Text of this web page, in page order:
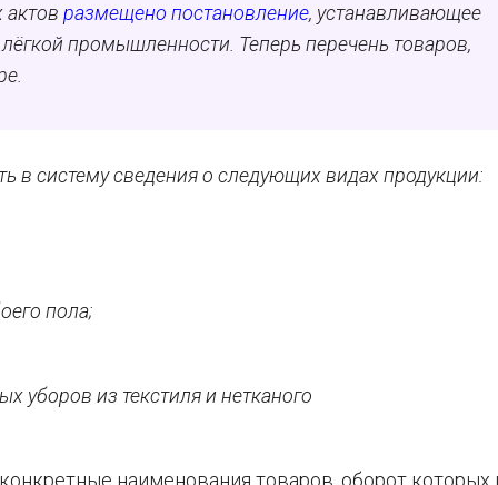
размещено постановление, устанавливающее
промышленности. Теперь перечень товаров,
в систему сведения о следующих видах продукции:
пола;
уборов из текстиля и нетканого
наименования товаров, оборот которых